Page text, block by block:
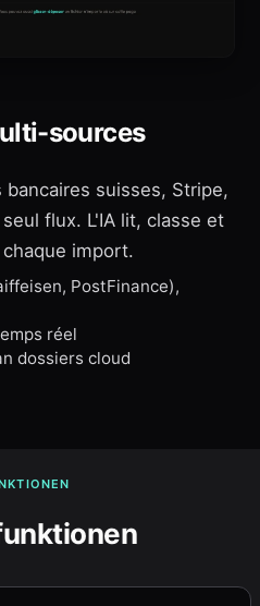
sources
suisses, Stripe,
flux. L'IA lit, classe et
import.
PostFinance),
réel
dossiers cloud